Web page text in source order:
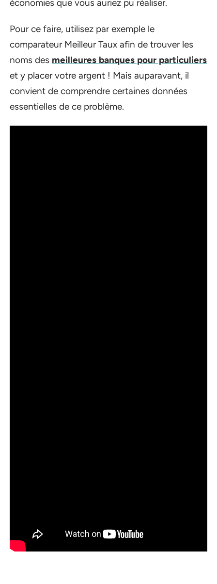
économies que vous auriez pu réaliser.
Pour ce faire, utilisez par exemple le
comparateur Meilleur Taux afin de trouver les
noms des meilleures banques pour particuliers
et y placer votre argent ! Mais auparavant, il
convient de comprendre certaines données
essentielles de ce problème.